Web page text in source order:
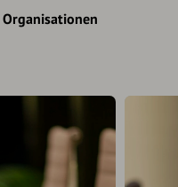
Organisationen